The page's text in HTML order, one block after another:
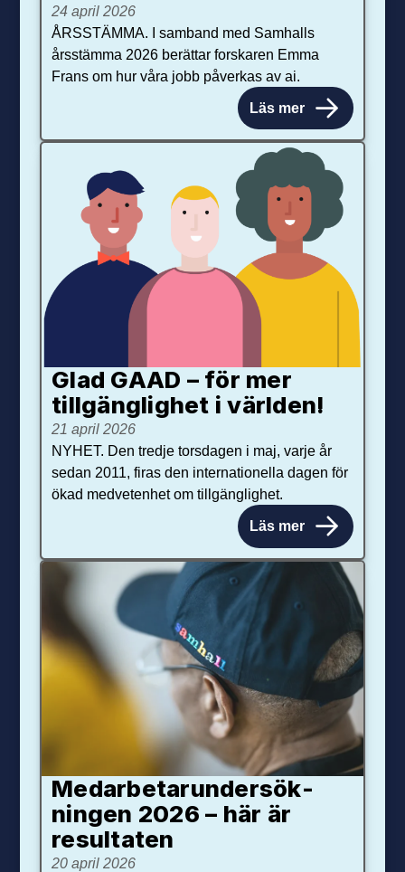
24 april 2026
ÅRSSTÄMMA. I samband med Samhalls
årsstämma 2026 berättar forskaren Emma
Frans om hur våra jobb påverkas av ai.
Läs mer
Glad GAAD – för mer
tillgänglighet i världen!
21 april 2026
NYHET. Den tredje torsdagen i maj, varje år
sedan 2011, firas den internationella dagen för
ökad medvetenhet om tillgänglighet.
Läs mer
Medarbetar­under­sök­
ningen 2026 – här är
resultaten
20 april 2026